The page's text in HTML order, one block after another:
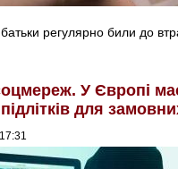
регулярно били до
У Європі
для